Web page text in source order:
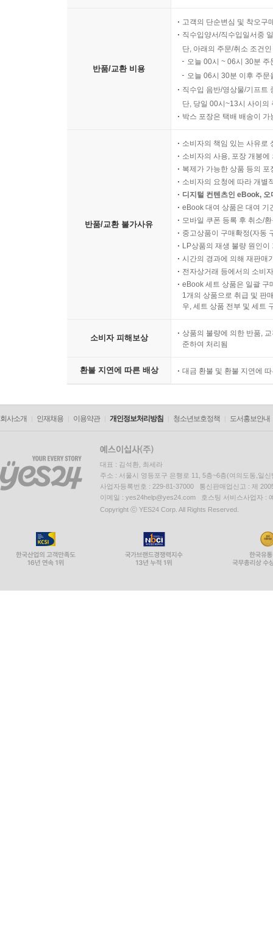
반품/교환 비용
고객의 단순변심 및 착오구
직수입양서/직수입일서중
단, 아래의 주문/취소 조건
오늘 00시 ~ 06시 30분
오늘 06시 30분 이후 주
직수입 음반/영상물/기프트
단, 당일 00시~13시 사이의
박스 포장은 택배 배송이
반품/교환 불가사유
소비자의 책임 있는 사유로
소비자의 사용, 포장 개봉
복제가 가능한 상품 등의
소비자의 요청에 따라 개별
디지털 컨텐츠인 eBook,
eBook 대여 상품은 대여 기
모바일 쿠폰 등록 후 취소/
중고상품이 구매확정(자동
LP상품의 재생 불량 원인
시간의 경과에 의해 재판매
전자상거래 등에서의 소비
eBook 세트 상품은 일괄 구
1개의 상품으로 취급 및 판
우, 세트 상품 전부 및 세트
소비자 피해보상
상품의 불량에 의한 반품,
준하여 처리됨
환불 지연에 따른 배상 대금 환불 및 환불 지연에
회사소개 인재채용 이용약관 개인정보처리방침 청소년보호정책 도서홍보안내
대표 : 김석환, 최세라
주소 : 서울시 영등포구 은행로 11, 5층~6층(여의도동,일신
사업자등록번호 : 229-81-37000 통신판매업신고 : 제
이메일 : yes24help@yes24.com 호스팅 서비스사업자 :
Copyright ⓒ YES24 Corp. All Rights Reserved.